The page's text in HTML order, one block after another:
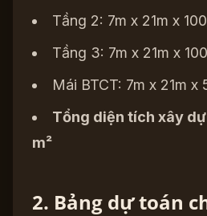
Tầng 2: 7m x 21m x
Tầng 3: 7m x 21m x
Mái BTCT: 7m x 21m
Tổng diện tích xây
m²
2. Bảng dự toán